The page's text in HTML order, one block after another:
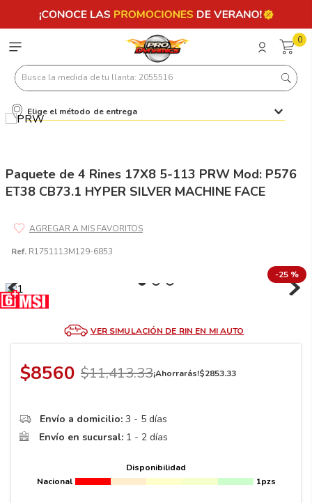
0
Busca la medida de tu llanta: 2055516
Elige el método de entrega
Paquete de 4 Rines 17X8 5-113 PRW Mod: P576
ET38 CB73.1 HYPER SILVER MACHINE FACE
Ref. R1751113M129-6853
-25 %
VER SIMULACIÓN DE RIN EN MI AUTO
$8560 $11,413.33¡Ahorrarás!$2853.33
Envío a domicilio: 3 - 5 días
Envío en sucursal: 1 - 2 días
Disponibilidad
Nacional
1pzs
Términos más buscados
3.225
7 245
9.195